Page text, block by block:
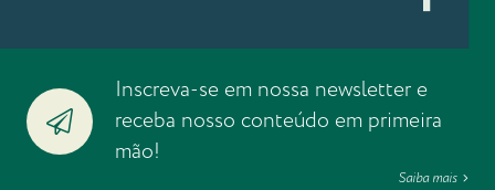
Inscreva-se em nossa newsletter e
receba nosso conteúdo em primeira
mão!
Saiba mais